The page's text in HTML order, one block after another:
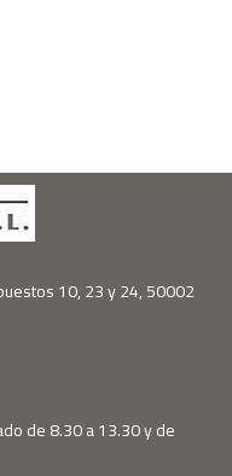
10, 23 y 24, 50002
de 8.30 a 13.30 y de